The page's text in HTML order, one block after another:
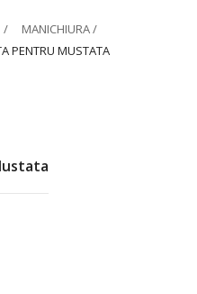
MANICHIURA /
PENTRU MUSTATA